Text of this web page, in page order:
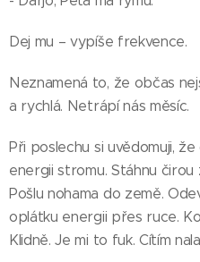
Dej mu – vypíše frekvence.
Neznamená to, že občas
a rychlá. Netrápí nás měsíc.
Při poslechu si uvědomuji,
energii stromu. Stáhnu
Pošlu nohama do země.
oplátku energii přes ruce.
Klidně. Je mi to fuk. Cítím